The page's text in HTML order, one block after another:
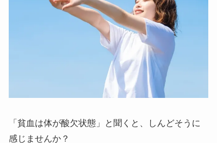
「貧血は体が酸欠状態」と聞くと、しんどそうに
感じませんか？